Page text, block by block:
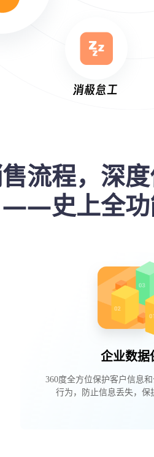
流程，深
——史上全功
企业数据
360度全方位保护客户信息
行为，防止信息丢失，保